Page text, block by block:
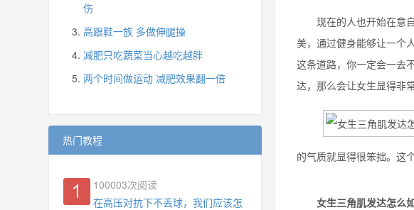
现在的人也开始在意自
美，通过健身能够让一个
这条道路，你一定会一去
达，那么会让女生显得非
的气质就显得很笨拙。这
女生三角肌发达怎么
伤
高跟鞋一族 多做伸腿操
减肥只吃蔬菜当心越吃越胖
两个时间做运动 减肥效果翻一倍
热门教程
100003次阅读
在高压对抗下不丢球，我们应该怎么练?